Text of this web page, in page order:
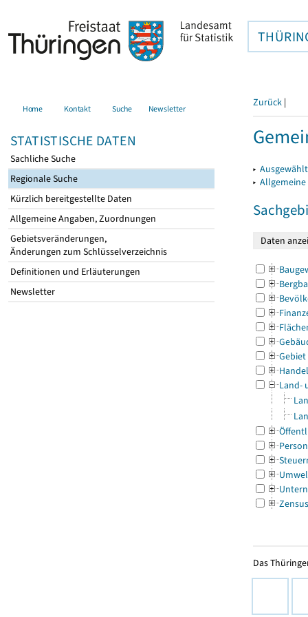
Home Kontakt Suche Newsletter
STATISTISCHE DATEN
Sachliche Suche
Regionale Suche
Kürzlich bereitgestellte Daten
Allgemeine Angaben, Zuordnungen
Gebietsveränderungen,
Änderungen zum Schlüsselverzeichnis
Definitionen und Erläuterungen
Newsletter
Zurück |
▸
▸
Gebiet
Land-
Zensus
Das